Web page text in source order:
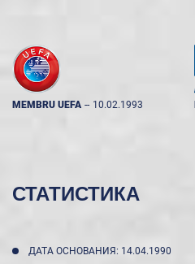
MEMBRU UEFA -- 10.02.1993
СТАТИСТИКА
ДАТА ОСНОВАНИЯ: 14.04.1990